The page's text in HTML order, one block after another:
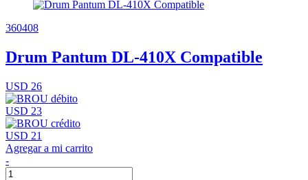
360408
Drum Pantum DL-410X Compatible
USD 26
USD 23
USD 21
Agregar a mi carrito
-